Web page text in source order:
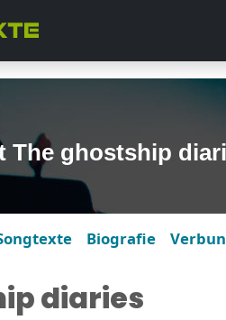
The ghostship
Biografie
diaries